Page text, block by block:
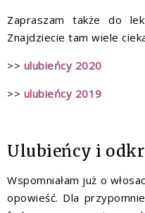
Zapraszam także do
Znajdziecie tam wiele
>> ulubieńcy 2020
>> ulubieńcy 2019
Ulubieńcy i
Wspomniałam już o
opowieść. Dla